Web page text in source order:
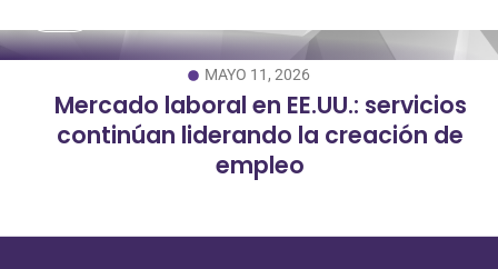
MAYO 11, 2026
Mercado laboral en EE.UU.: servicios
continúan liderando la creación de
empleo